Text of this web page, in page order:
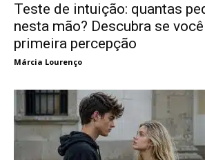
Teste de intuição: quantas
nesta mão? Descubra se
primeira percepção
Márcia Lourenço